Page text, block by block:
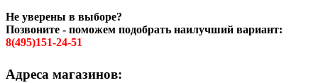
Не уверены в выборе?
Позвоните - поможем подобрать наилучший вариант:
8(495)151-24-51
Адреса магазинов: